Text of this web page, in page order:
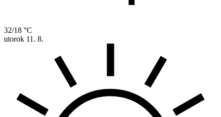
32/18 °C
utorok 11. 8.